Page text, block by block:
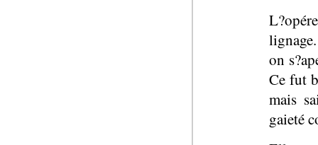
on
Ce fut
mais
gaieté